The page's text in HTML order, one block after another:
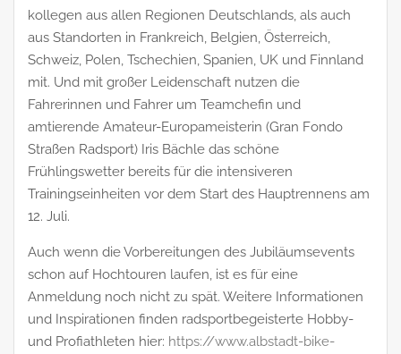
kollegen aus allen Regionen Deutschlands, als auch
aus Standorten in Frankreich, Belgien, Österreich,
Schweiz, Polen, Tschechien, Spanien, UK und Finnland
mit. Und mit großer Leidenschaft nutzen die
Fahrerinnen und Fahrer um Teamchefin und
amtierende Amateur-Europameisterin (Gran Fondo
Straßen Radsport) Iris Bächle das schöne
Frühlingswetter bereits für die intensiveren
Trainingseinheiten vor dem Start des Hauptrennens am
12. Juli.
Auch wenn die Vorbereitungen des Jubiläumsevents
schon auf Hochtouren laufen, ist es für eine
Anmeldung noch nicht zu spät. Weitere Informationen
und Inspirationen finden radsportbegeisterte Hobby-
und Profiathleten hier: https://www.albstadt-bike-